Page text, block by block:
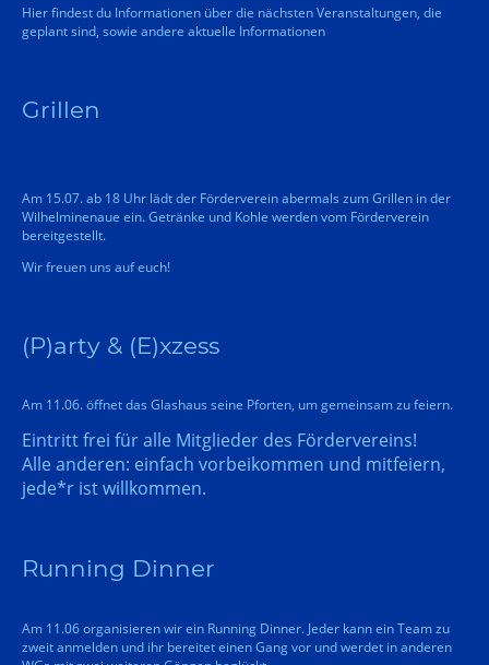
Hier findest du Informationen über die nächsten Veranstaltungen, die
geplant sind, sowie andere aktuelle Informationen
Grillen
Am 15.07. ab 18 Uhr lädt der Förderverein abermals zum Grillen in der
Wilhelminenaue ein. Getränke und Kohle werden vom Förderverein
bereitgestellt.
Wir freuen uns auf euch!
(P)arty & (E)xzess
Am 11.06. öffnet das Glashaus seine Pforten, um gemeinsam zu feiern.
Eintritt frei für alle Mitglieder des Fördervereins!
Alle anderen: einfach vorbeikommen und mitfeiern,
jede*r ist willkommen.
Running Dinner
Am 11.06 organisieren wir ein Running Dinner. Jeder kann ein Team zu
zweit anmelden und ihr bereitet einen Gang vor und werdet in anderen